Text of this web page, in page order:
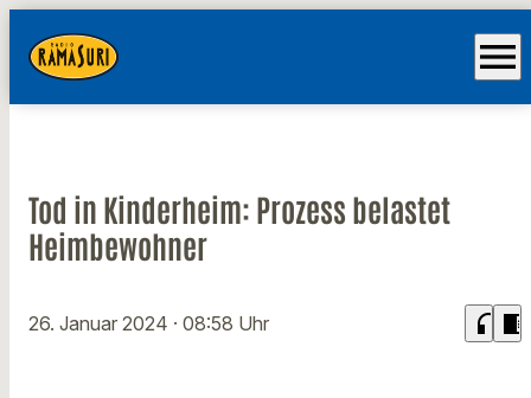
menu
Tod in Kinderheim: Prozess belastet
Heimbewohner
26. Januar 2024 · 08:58 Uhr headphones chrome_reader_mode